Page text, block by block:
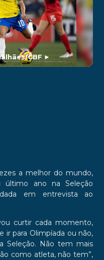
CBF ►
a melhor do mundo,
último ano na Seleção
em entrevista ao
curtir cada momento,
para Olimpíada ou não,
Seleção. Não tem mais
como atleta, não tem”,